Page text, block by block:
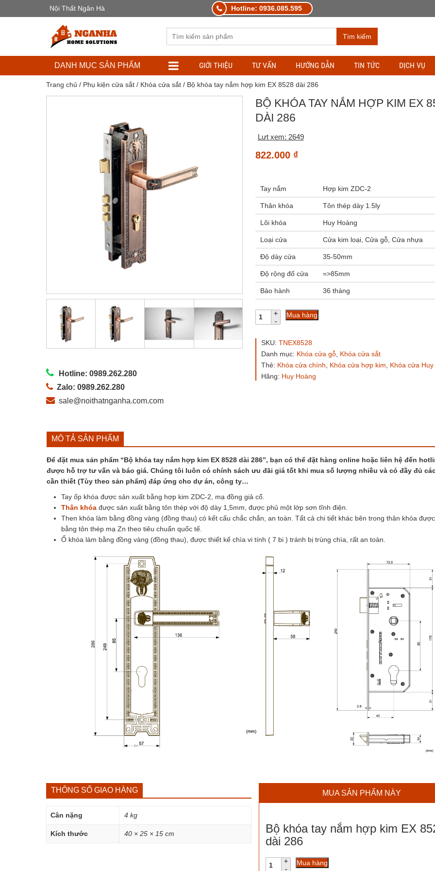
Nội Thất Ngân Hà Hotline: 0936.085.595
Tìm kiếm
DANH MỤC SẢN PHẨM GIỚI THIỆU TƯ VẤN HƯỚNG DẪN TIN TỨC DỊCH VỤ
Trang chủ / Phụ kiện cửa sắt/ Khóa cửa sắt/ Bộ khóa tay nắm hợp kim EX 8528 dài 286
Hotline: 0989.262.280
Zalo: 0989.262.280
sale@noithatnganha.com.com
BỘ KHÓA TAY NẮM HỢP KIM EX
DÀI 286
Lưt xem: 2649
822.000 ₫
Tay nắm Hợp kim ZDC-2
Thân khóa Tôn thép dày 1.5ly
Lõi khóa Huy Hoàng
Loại cửa Cửa kim loại, Cửa gỗ, Cửa nhựa
Độ dày cửa 35-50mm
Độ rộng đố cửa =>85mm
Bảo hành 36 tháng
Bộ
nắm
kim
EX
8528
Mua hàng
SKU: TNEX8528
Danh mục: Khóa cửa gỗ, Khóa cửa sắt
Thẻ: Khóa cửa chính Khóa cửa hợp kim
Khóa cửa
Hãng: Huy Hoàng
MÔ TẢ SẢN PHẨM
Để đặt mua sản phẩm “Bộ khóa tay nắm hợp kim EX 8528 dài 286”, bạn có thể đặt hàng online hoặc liên hệ đến
được hỗ trợ tư vấn và báo giá. Chúng tôi luôn có chính sách ưu đãi giá tốt khi mua số lượng nhiều và có đầy đủ
cần thiết (Tùy theo sản phẩm) đáp ứng cho dự án, công ty…
Tay ốp khóa được sản xuất bằng hợp kim ZDC-2 , mạ đồng giả cổ.
Thân khóađược sản xuất bằng tôn thép với độ dày 1,5mm, được phủ một lớp sơn tĩnh điện.
Then khóa làm bằng đồng vàng (đồng thau) có kết cấu chắc chắn, an toàn. Tất cả chi tiết khác bên trong thân khóa
bằng tôn thép mạ Zn theo tiêu chuẩn quốc tế.
Ổ khóa làm bằng đồng vàng (đồng thau), được thiết kế chìa vi tính ( 7 bi ) tránh bị trùng chìa, rất an toàn.
THÔNG SỐ GIAO HÀNG
Cân nặng 4 kg
Kích thước 40 × 25 × 15 cm
MUA SẢN PHẨM NÀY
Bộ khóa tay nắm hợp kim EX
dài 286
Bộ
Mua hàng